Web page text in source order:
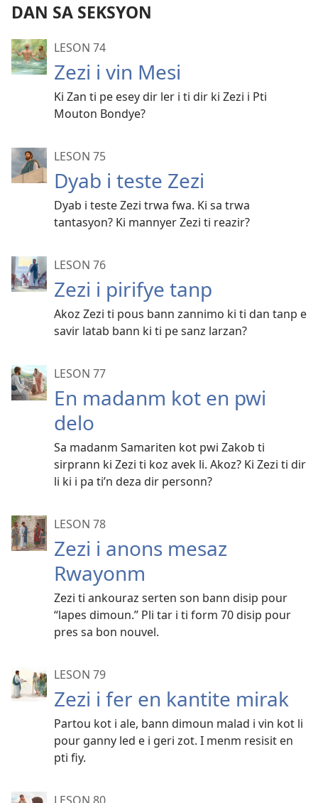
DAN SA SEKSYON
LESON 74
Zezi i vin Mesi
Ki Zan ti pe esey dir ler i ti dir ki Zezi i Pti
Mouton Bondye?
LESON 75
Dyab i teste Zezi
Dyab i teste Zezi trwa fwa. Ki sa trwa
tantasyon? Ki mannyer Zezi ti reazir?
LESON 76
Zezi i pirifye tanp
Akoz Zezi ti pous bann zannimo ki ti dan tanp e
savir latab bann ki ti pe sanz larzan?
LESON 77
En madanm kot en pwi
delo
Sa madanm Samariten kot pwi Zakob ti
sirprann ki Zezi ti koz avek li. Akoz? Ki Zezi ti dir
li ki i pa ti’n deza dir personn?
LESON 78
Zezi i anons mesaz
Rwayonm
Zezi ti ankouraz serten son bann disip pour
“lapes dimoun.” Pli tar i ti form 70 disip pour
pres sa bon nouvel.
LESON 79
Zezi i fer en kantite mirak
Partou kot i ale, bann dimoun malad i vin kot li
pour ganny led e i geri zot. I menm resisit en
pti fiy.